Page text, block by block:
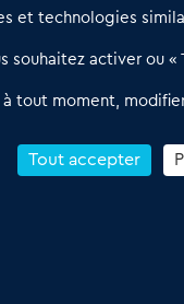
17
nous ?
et technologies
souhaitez activer
à tout moment,
Tout accepter